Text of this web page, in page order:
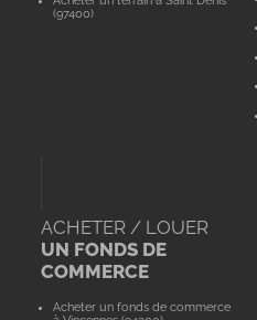
(97400)
ACHETER / LOUER
UN FONDS DE
COMMERCE
Acheter un fonds de commerce